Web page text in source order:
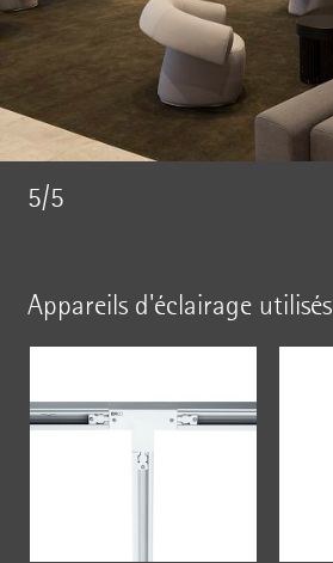
5/5
Appareils d'éclairage utilisés